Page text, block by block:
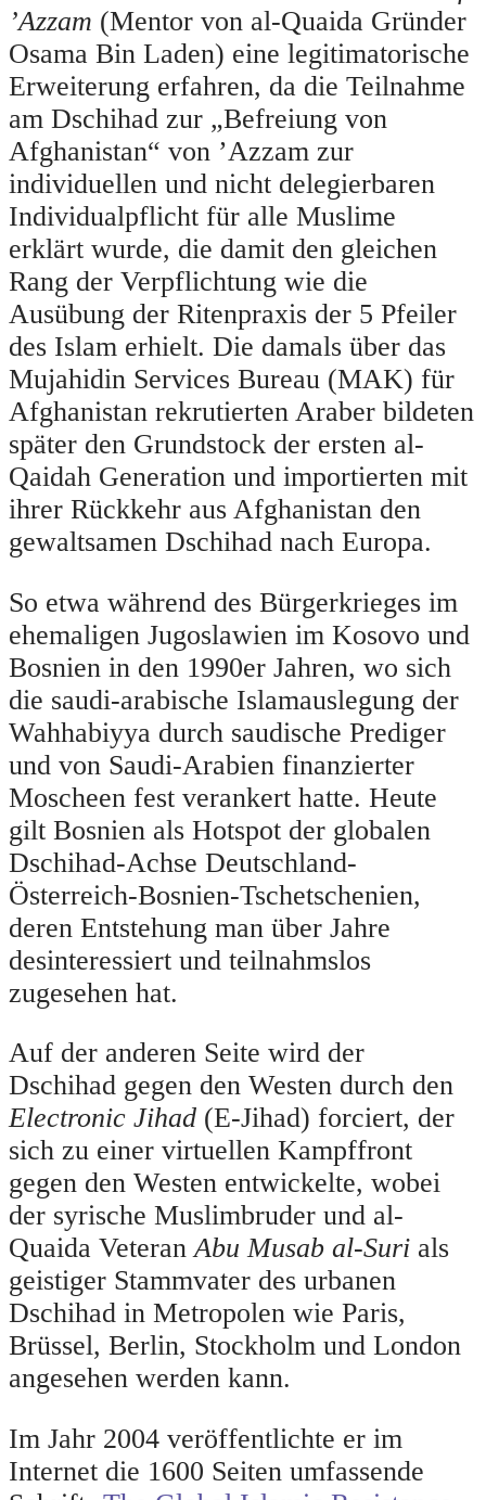
’Azzam (Mentor von al-Quaida Gründer
Osama Bin Laden) eine legitimatorische
Erweiterung erfahren, da die Teilnahme
am Dschihad zur „Befreiung von
Afghanistan“ von ’Azzam zur
individuellen und nicht delegierbaren
Individualpflicht für alle Muslime
erklärt wurde, die damit den gleichen
Rang der Verpflichtung wie die
Ausübung der Ritenpraxis der 5 Pfeiler
des Islam erhielt. Die damals über das
Mujahidin Services Bureau (MAK) für
Afghanistan rekrutierten Araber bildeten
später den Grundstock der ersten al-
Qaidah Generation und importierten mit
ihrer Rückkehr aus Afghanistan den
gewaltsamen Dschihad nach Europa.
So etwa während des Bürgerkrieges im
ehemaligen Jugoslawien im Kosovo und
Bosnien in den 1990er Jahren, wo sich
die saudi-arabische Islamauslegung der
Wahhabiyya durch saudische Prediger
und von Saudi-Arabien finanzierter
Moscheen fest verankert hatte. Heute
gilt Bosnien als Hotspot der globalen
Dschihad-Achse Deutschland-
Österreich-Bosnien-Tschetschenien,
deren Entstehung man über Jahre
desinteressiert und teilnahmslos
zugesehen hat.
Auf der anderen Seite wird der
Dschihad gegen den Westen durch den
Electronic Jihad (E-Jihad) forciert, der
sich zu einer virtuellen Kampffront
gegen den Westen entwickelte, wobei
der syrische Muslimbruder und al-
Quaida VeteranAbu Musab al-Suri als
geistiger Stammvater des urbanen
Dschihad in Metropolen wie Paris,
Brüssel, Berlin, Stockholm und London
angesehen werden kann.
Im Jahr 2004 veröffentlichte er im
Internet die 1600 Seiten umfassende